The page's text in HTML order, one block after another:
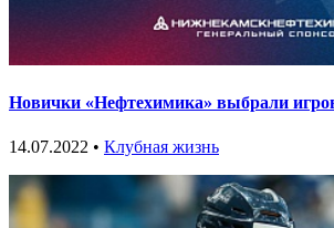
Новички «Нефтехимика» выбрали
14.07.2022 • Клубная жизнь